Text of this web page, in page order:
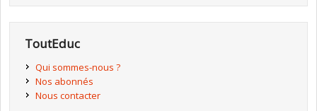
ToutEduc
Qui sommes-nous ?
Nos abonnés
Nous contacter